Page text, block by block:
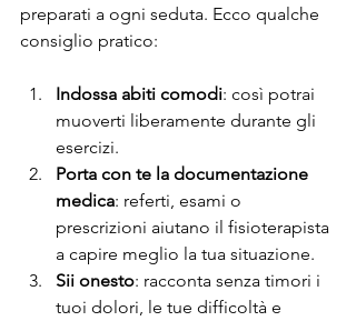
preparati a ogni seduta. Ecco qualche
consiglio pratico:
Indossa abiti comodi: così potrai
muoverti liberamente durante gli
esercizi.
Porta con te la documentazione
medica: referti, esami o
prescrizioni aiutano il fisioterapista
a capire meglio la tua situazione.
Sii onesto: racconta senza timori i
tuoi dolori, le tue difficoltà e